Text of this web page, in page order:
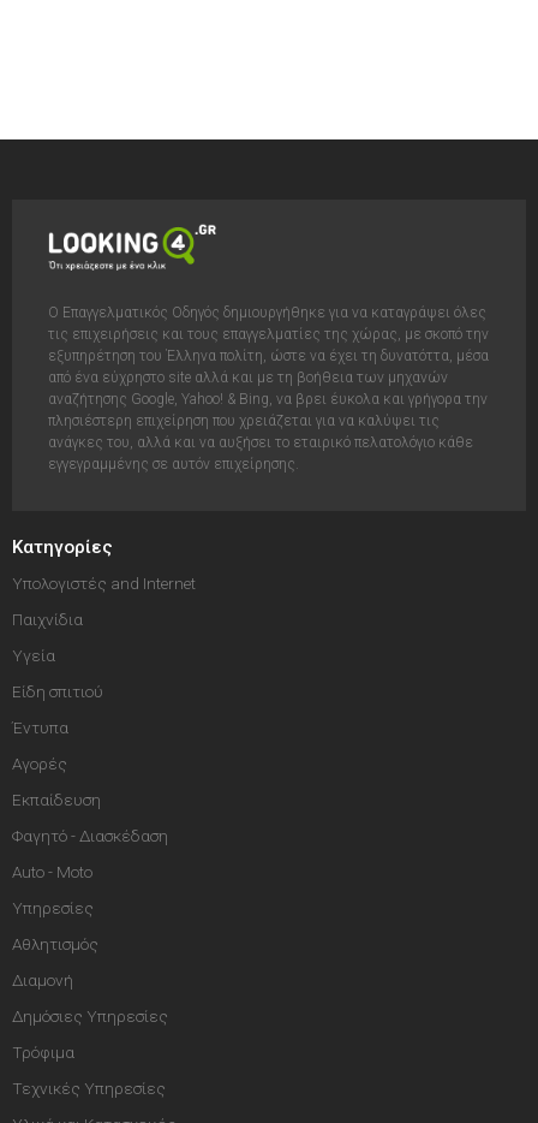
Ο Επαγγελματικός Οδηγός δημιουργήθηκε για να καταγράψει όλες
τις επιχειρήσεις και τους επαγγελματίες της χώρας, με σκοπό την
εξυπηρέτηση του Έλληνα πολίτη, ώστε να έχει τη δυνατόττα, μέσα
από ένα εύχρηστο site αλλά και με τη βοήθεια των μηχανών
αναζήτησης Google, Yahoo! & Bing, να βρει έυκολα και γρήγορα την
πλησιέστερη επιχείρηση που χρειάζεται για να καλύψει τις
ανάγκες του, αλλά και να αυξήσει το εταιρικό πελατολόγιο κάθε
εγγεγραμμένης σε αυτόν επιχείρησης.
Κατηγορίες
Υπολογιστές and Internet
Παιχνίδια
Υγεία
Είδη σπιτιού
Έντυπα
Αγορές
Εκπαίδευση
Φαγητό - Διασκέδαση
Auto - Moto
Υπηρεσίες
Αθλητισμός
Διαμονή
Δημόσιες Υπηρεσίες
Τρόφιμα
Τεχνικές Υπηρεσίες